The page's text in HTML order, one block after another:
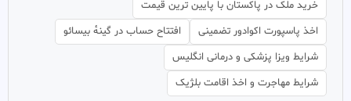
خرید ملک در پاکستان با پایین ترین قیمت
اخذ پاسپورت اکوادور تضمینی
افتتاح حساب در گینهٔ بیسائو
شرایط ویزا پزشکی و درمانی انگلیس
شرایط مهاجرت و اخذ اقامت بلژیک